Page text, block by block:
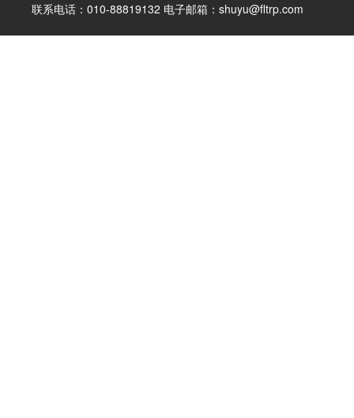
联系电话：010-88819132 电子邮箱：shuyu@fltrp.com